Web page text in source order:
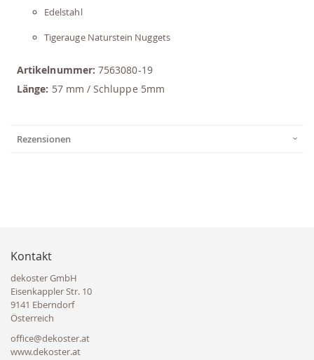
Edelstahl
Tigerauge Naturstein Nuggets
Artikelnummer:7563080-19
Länge: 57 mm / Schluppe 5mm
Rezensionen
Kontakt
dekoster GmbH
Eisenkappler Str. 10
9141 Eberndorf
Österreich
office@dekoster.at
www.dekoster.at